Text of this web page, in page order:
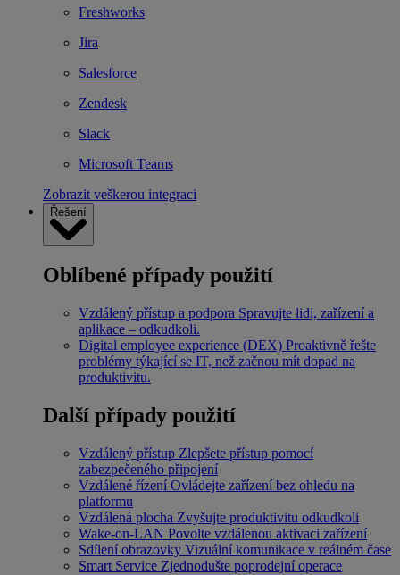
Freshworks
Jira
Salesforce
Zendesk
Slack
Microsoft Teams
Zobrazit veškerou integraci
Řešení
Oblíbené případy použití
Vzdálený přístup a podpora Spravujte lidi, zařízení a
aplikace – odkudkoli.
Digital employee experience (DEX) Proaktivně řešte
problémy týkající se IT, než začnou mít dopad na
produktivitu.
Další případy použití
Vzdálený přístup Zlepšete přístup pomocí
zabezpečeného připojení
Vzdálené řízení Ovládejte zařízení bez ohledu na
platformu
Vzdálená plocha Zvyšujte produktivitu odkudkoli
Wake-on-LAN Povolte vzdálenou aktivaci zařízení
Sdílení obrazovky Vizuální komunikace v reálném čase
Smart Service Zjednodušte poprodejní operace